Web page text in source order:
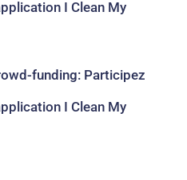
I Clean My
funding: Participez
I Clean My